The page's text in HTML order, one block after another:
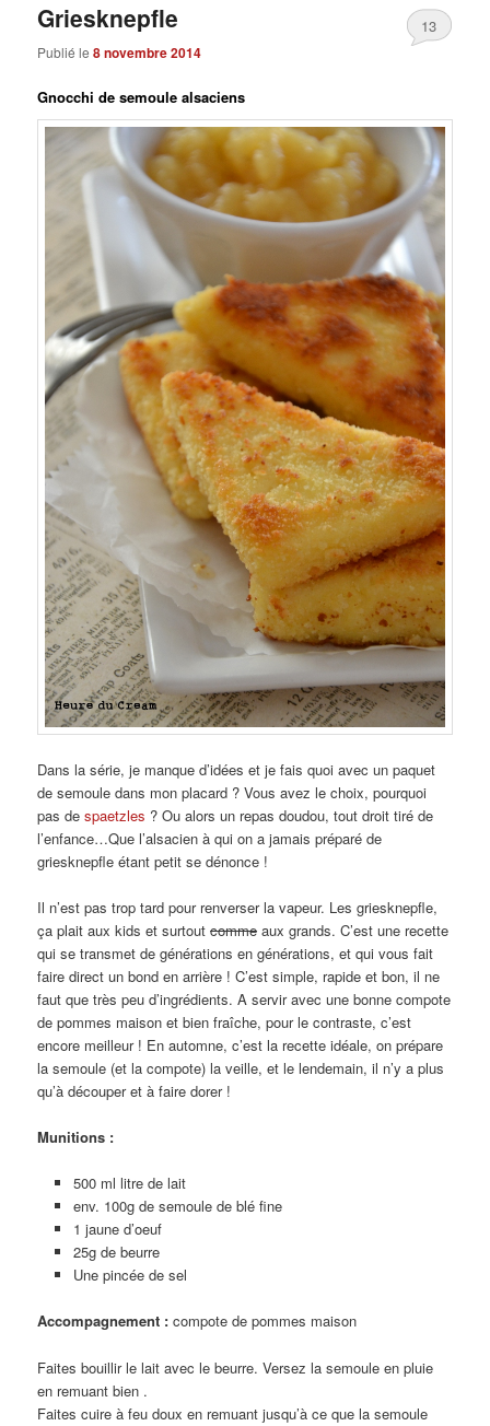
Griesknepfle
Publié le8 novembre 2014
13
Gnocchi de semoule alsaciens
Dans la série, je manque d’idées et je fais quoi avec un paquet
de semoule dans mon placard ? Vous avez le choix, pourquoi
pas despaetzles ? Ou alors un repas doudou, tout droit tiré de
l’enfance…Que l’alsacien à qui on a jamais préparé de
griesknepfle étant petit se dénonce !
Il n’est pas trop tard pour renverser la vapeur. Les griesknepfle,
ça plait aux kids et surtoutcomme aux grands. C’est une recette
qui se transmet de générations en générations, et qui vous fait
faire direct un bond en arrière ! C’est simple, rapide et bon, il ne
faut que très peu d’ingrédients. A servir avec une bonne compote
de pommes maison et bien fraîche, pour le contraste, c’est
encore meilleur ! En automne, c’est la recette idéale, on prépare
la semoule (et la compote) la veille, et le lendemain, il n’y a plus
qu’à découper et à faire dorer !
Munitions :
500 ml litre de lait
env. 100g de semoule de blé fine
1 jaune d’oeuf
25g de beurre
Une pincée de sel
Accompagnement : compote de pommes maison
Faites bouillir le lait avec le beurre. Versez la semoule en pluie
en remuant bien .
Faites cuire à feu doux en remuant jusqu’à ce que la semoule